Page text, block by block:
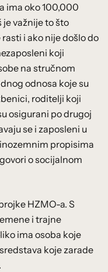
ima oko 100,000
je važnije to što
i ako nije došlo do
koji
na stručnom
odnosa koje su
roditelji koji
osigurani po drugoj
se i zaposleni u
propisima
o socijalnom
HZMO-a. S
i trajne
ima osoba koje
koje zarade